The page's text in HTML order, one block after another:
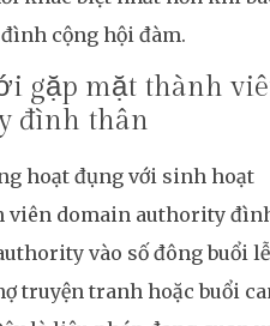
cộng hội đàm.
gặp mặt thành
đình thân
hoạt đụng với sinh hoạt
viên domain authority
vào số đông buổi lễ
truyện tranh hoặc buổi